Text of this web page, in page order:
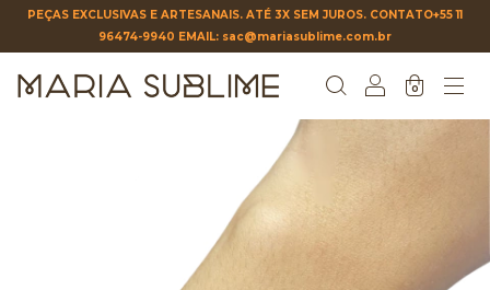
PEÇAS EXCLUSIVAS E ARTESANAIS. ATÉ 3X SEM JUROS. CONTATO+55 11
96474-9940 EMAIL: sac@mariasublime.com.br
0